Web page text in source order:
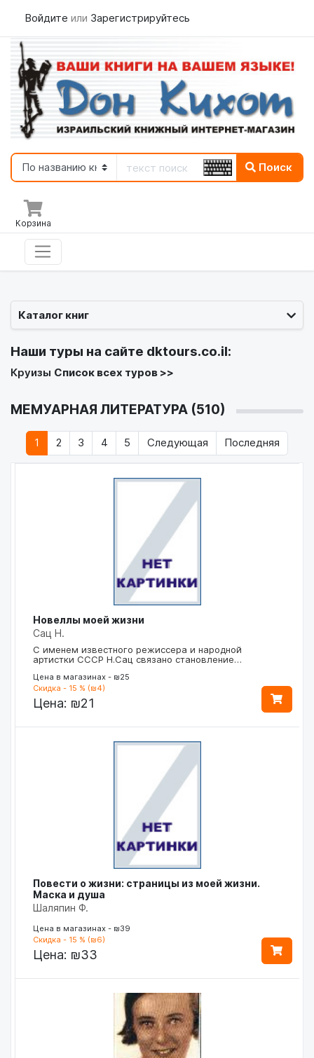
Войдите или Зарегистрируйтесь
Поиск
Корзина
Каталог книг
Наши туры на сайте dktours.co.il:
Круизы Список всех туров >>
МЕМУАРНАЯ ЛИТЕРАТУРА (510)
1 2 3 4 5 Следующая Последняя
Новеллы моей жизни
Сац Н.
С именем известного режиссера и народной
артистки СССР Н.Сац связано становление…
Цена в магазинах - ₪25
Скидка - 15 % (₪4)
Цена: ₪21
Повести о жизни: страницы из моей жизни.
Маска и душа
Шаляпин Ф.
Цена в магазинах - ₪39
Скидка - 15 % (₪6)
Цена: ₪33